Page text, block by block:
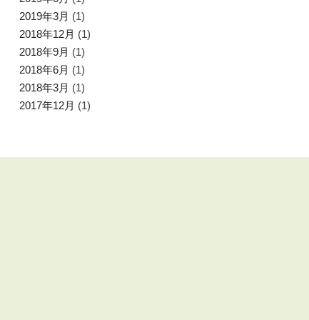
2019年3月 (1)
2018年12月 (1)
2018年9月 (1)
2018年6月 (1)
2018年3月 (1)
2017年12月 (1)